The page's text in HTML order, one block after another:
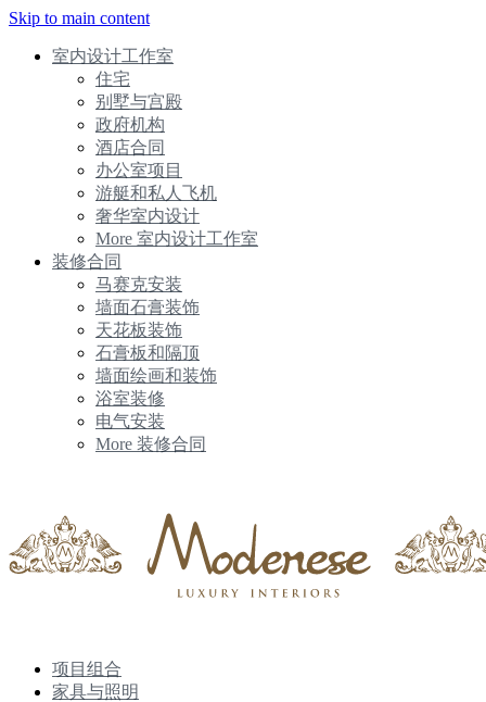
Skip to main content
室内设计工作室
住宅
别墅与宫殿
政府机构
酒店合同
办公室项目
游艇和私人飞机
奢华室内设计
More 室内设计工作室
装修合同
马赛克安装
墙面石膏装饰
天花板装饰
石膏板和隔顶
墙面绘画和装饰
浴室装修
电气安装
More 装修合同
项目组合
家具与照明